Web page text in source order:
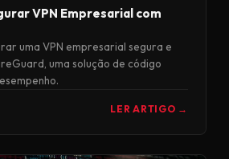
VPN Empresarial com
uma VPN empresarial segura e
uma solução de código
LER ARTIGO →